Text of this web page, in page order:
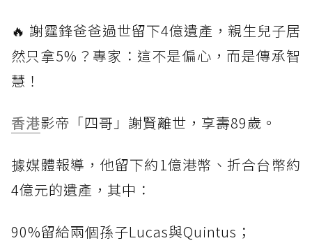
🔥 謝霆鋒爸爸過世留下4億遺產，親生兒子居
然只拿5%？專家：這不是偏心，而是傳承智
慧！
香港影帝「四哥」謝賢離世，享壽89歲。
據媒體報導，他留下約1億港幣、折合台幣約
4億元的遺產，其中：
90%留給兩個孫子Lucas與Quintus；